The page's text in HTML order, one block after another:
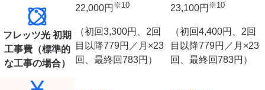
フレッツ光 初期
工事費 （標準的
な工事の場合）
22,000円 ※10
（初回3,300円、2回
目以降779円／月×23
回、最終回783円）
23,100円 ※10
（初回4,400円、2回
目以降779円／月×23
回、最終回783円）